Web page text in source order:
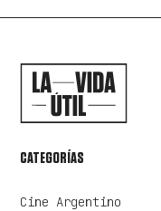
CATEGORÍAS
Cine Argentino